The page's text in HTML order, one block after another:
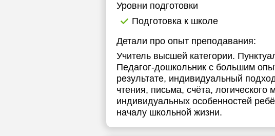
Уровни подготовки
Подготовка к школе
Детали про опыт преподавания:
Учитель высшей категории.
Педагог-дошкольник с большим
результате, индивидуальный
чтения, письма, счёта,
индивидуальных особенностей
началу школьной жизни.